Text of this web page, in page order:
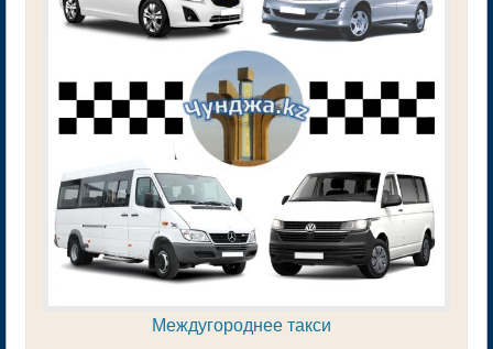
Междугороднее такси